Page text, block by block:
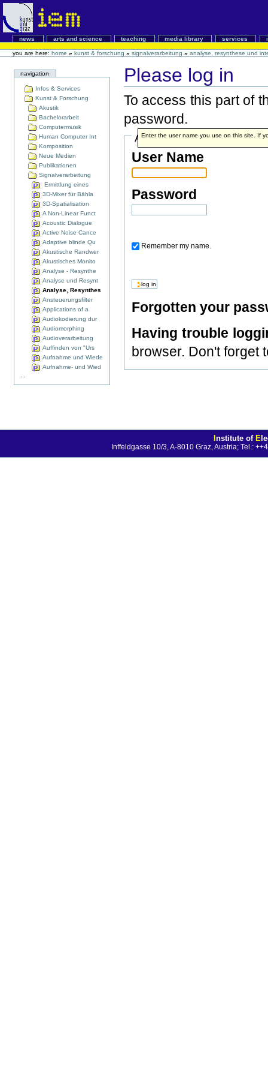
news arts and science teaching media library services
you are here: home » kunst & forschung » signalverarbeitung » analyse, resynthese und
navigation
Infos & Services
Kunst & Forschung
Akustik
Bachelorarbeit
Computermusik
Human Computer Int
Komposition
Neue Medien
Publikationen
Signalverarbeitung
Ermittlung eines
3D-Mixer für Bähla
3D-Spatialisation
A Non-Linear Funct
Acoustic Dialogue
Active Noise Cance
Adaptive blinde Qu
Akustische Randwer
Akustisches Monito
Analyse - Resynthe
Analyse und Resynt
Analyse, Resynthes
Ansteuerungsfilter
Applications of a
Audiokodierung dur
Audiomorphing
Audioverarbeitung
Auffinden von "Urs
Aufnahme und Wiede
Aufnahme- und Wied
Please log in
To access this part of
password.
Account details
User Name
Enter the user name you use on this site. If
Password
Remember my name.
Forgotten your
Having trouble
browser. Don't forget
Institute of E
Inffeldgasse 10/3, A-8010 Graz, Austria; Tel.: